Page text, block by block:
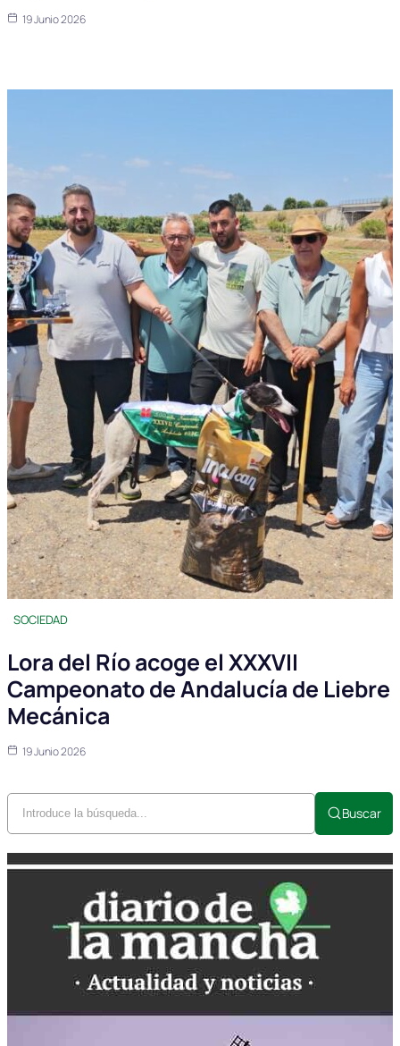
19 Junio 2026
SOCIEDAD
Lora del Río acoge el XXXVII
Campeonato de Andalucía de Liebre
Mecánica
19 Junio 2026
Buscar